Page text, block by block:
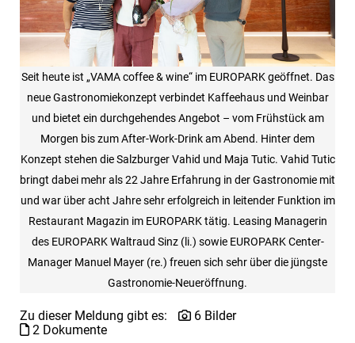
Seit heute ist „VAMA coffee & wine“ im EUROPARK geöffnet. Das
neue Gastronomiekonzept verbindet Kaffeehaus und Weinbar
und bietet ein durchgehendes Angebot – vom Frühstück am
Morgen bis zum After-Work-Drink am Abend. Hinter dem
Konzept stehen die Salzburger Vahid und Maja Tutic. Vahid Tutic
bringt dabei mehr als 22 Jahre Erfahrung in der Gastronomie mit
und war über acht Jahre sehr erfolgreich in leitender Funktion im
Restaurant Magazin im EUROPARK tätig. Leasing Managerin
des EUROPARK Waltraud Sinz (li.) sowie EUROPARK Center-
Manager Manuel Mayer (re.) freuen sich sehr über die jüngste
Gastronomie-Neueröffnung.
Zu dieser Meldung gibt es:
6 Bilder
2 Dokumente